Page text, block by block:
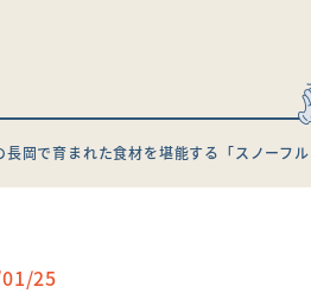
岡で育まれた食材を堪能する「スノーフル
25